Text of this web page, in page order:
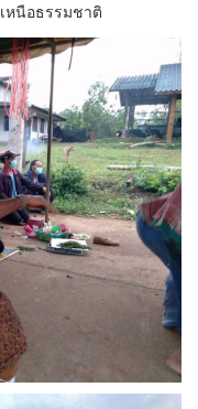
หนือธรรมชาติ